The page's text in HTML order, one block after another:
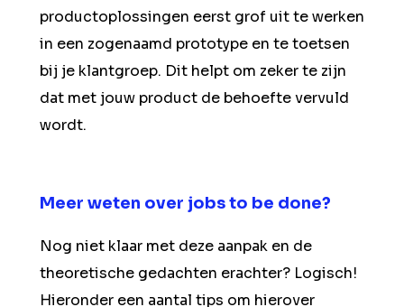
productoplossingen eerst grof uit te werken
in een zogenaamd prototype en te toetsen
bij je klantgroep. Dit helpt om zeker te zijn
dat met jouw product de behoefte vervuld
wordt.
Meer weten over jobs to be done?
Nog niet klaar met deze aanpak en de
theoretische gedachten erachter? Logisch!
Hieronder een aantal tips om hierover